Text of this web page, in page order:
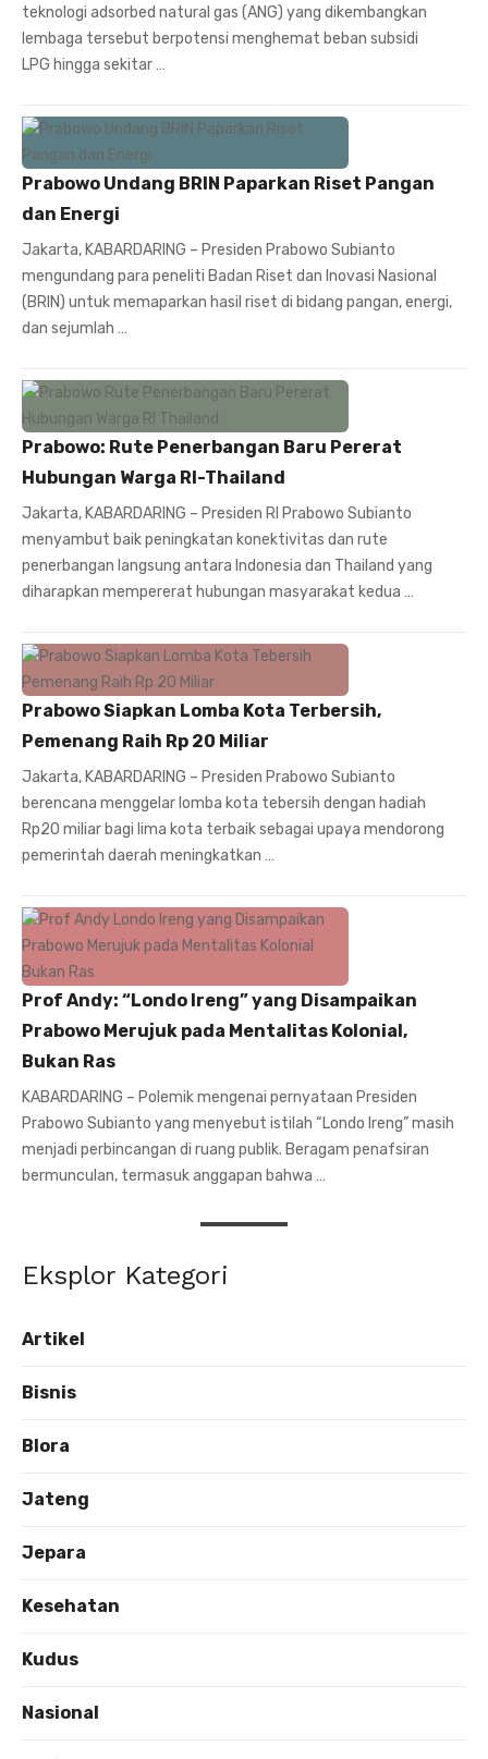
teknologi adsorbed natural gas (ANG) yang dikembangkan
lembaga tersebut berpotensi menghemat beban subsidi
LPG hingga sekitar …
Prabowo Undang BRIN Paparkan Riset Pangan
dan Energi
Jakarta, KABARDARING – Presiden Prabowo Subianto
mengundang para peneliti Badan Riset dan Inovasi Nasional
(BRIN) untuk memaparkan hasil riset di bidang pangan, energi,
dan sejumlah …
Prabowo: Rute Penerbangan Baru Pererat
Hubungan Warga RI-Thailand
Jakarta, KABARDARING – Presiden RI Prabowo Subianto
menyambut baik peningkatan konektivitas dan rute
penerbangan langsung antara Indonesia dan Thailand yang
diharapkan mempererat hubungan masyarakat kedua …
Prabowo Siapkan Lomba Kota Terbersih,
Pemenang Raih Rp 20 Miliar
Jakarta, KABARDARING – Presiden Prabowo Subianto
berencana menggelar lomba kota tebersih dengan hadiah
Rp20 miliar bagi lima kota terbaik sebagai upaya mendorong
pemerintah daerah meningkatkan …
Prof Andy: “Londo Ireng” yang Disampaikan
Prabowo Merujuk pada Mentalitas Kolonial,
Bukan Ras
KABARDARING – Polemik mengenai pernyataan Presiden
Prabowo Subianto yang menyebut istilah “Londo Ireng” masih
menjadi perbincangan di ruang publik. Beragam penafsiran
bermunculan, termasuk anggapan bahwa …
Eksplor Kategori
Artikel
Bisnis
Blora
Jateng
Jepara
Kesehatan
Kudus
Nasional